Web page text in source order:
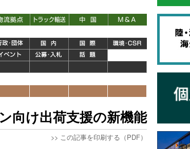
向け出荷支援の新機能
>> この記事を印刷する（PDF）